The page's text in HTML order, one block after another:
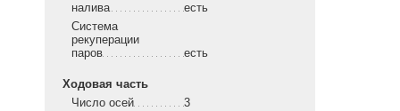
налива
есть
Система
рекуперации
паров
есть
Ходовая часть
Число осей
3